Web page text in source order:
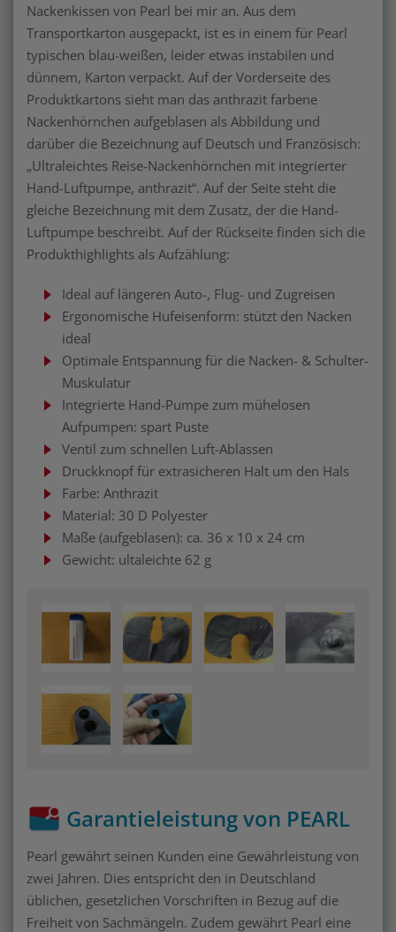
Nackenkissen von Pearl bei mir an. Aus dem
Transportkarton ausgepackt, ist es in einem für Pearl
typischen blau-weißen, leider etwas instabilen und
dünnem, Karton verpackt. Auf der Vorderseite des
Produktkartons sieht man das anthrazit farbene
Nackenhörnchen aufgeblasen als Abbildung und
darüber die Bezeichnung auf Deutsch und Französisch:
„Ultraleichtes Reise-Nackenhörnchen mit integrierter
Hand-Luftpumpe, anthrazit“. Auf der Seite steht die
gleiche Bezeichnung mit dem Zusatz, der die Hand-
Luftpumpe beschreibt. Auf der Rückseite finden sich die
Produkthighlights als Aufzählung:
Ideal auf längeren Auto-, Flug- und Zugreisen
Ergonomische Hufeisenform: stützt den Nacken
ideal
Optimale Entspannung für die Nacken- & Schulter-
Muskulatur
Integrierte Hand-Pumpe zum mühelosen
Aufpumpen: spart Puste
Ventil zum schnellen Luft-Ablassen
Druckknopf für extrasicheren Halt um den Hals
Farbe: Anthrazit
Material: 30 D Polyester
Maße (aufgeblasen): ca. 36 x 10 x 24 cm
Gewicht: ultaleichte 62 g
Garantieleistung von PEARL
Pearl gewährt seinen Kunden eine Gewährleistung von
zwei Jahren. Dies entspricht den in Deutschland
üblichen, gesetzlichen Vorschriften in Bezug auf die
Freiheit von Sachmängeln. Zudem gewährt Pearl eine